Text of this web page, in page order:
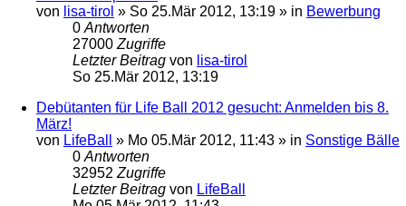
von lisa-tirol » So 25.Mär 2012, 13:19 » in Bewerbung
0 Antworten
27000 Zugriffe
Letzter Beitrag von lisa-tirol
So 25.Mär 2012, 13:19
Debütanten für Life Ball 2012 gesucht: Anmelden bis 8.
März!
von LifeBall » Mo 05.Mär 2012, 11:43 » in Sonstige Bälle
0 Antworten
32952 Zugriffe
Letzter Beitrag von LifeBall